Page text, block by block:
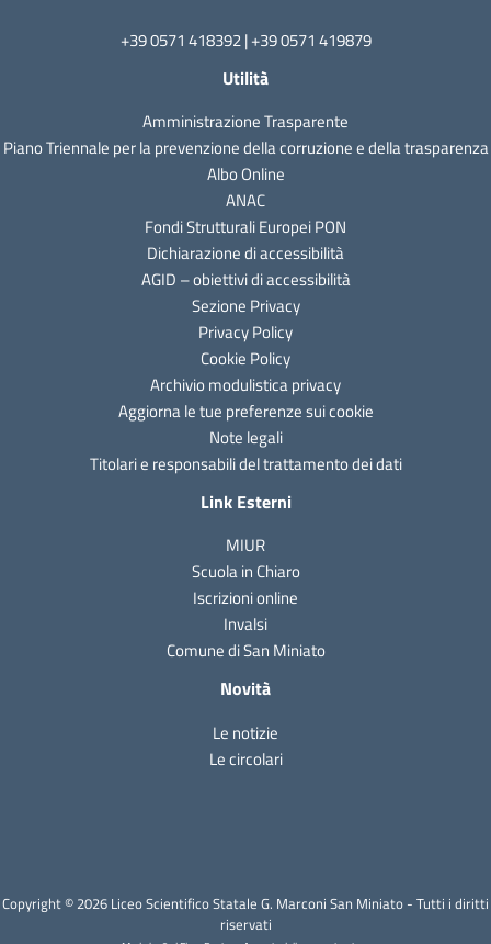
+39 0571 418392 | +39 0571 419879
Utilità
Amministrazione Trasparente
Piano Triennale per la prevenzione della corruzione e della trasparenza
Albo Online
ANAC
Fondi Strutturali Europei PON
Dichiarazione di accessibilità
AGID – obiettivi di accessibilità
Sezione Privacy
Privacy Policy
Cookie Policy
Archivio modulistica privacy
Aggiorna le tue preferenze sui cookie
Note legali
Titolari e responsabili del trattamento dei dati
Link Esterni
MIUR
Scuola in Chiaro
Iscrizioni online
Invalsi
Comune di San Miniato
Novità
Le notizie
Le circolari
Copyright © 2026 Liceo Scientifico Statale G. Marconi San Miniato - Tutti i diritti
riservati